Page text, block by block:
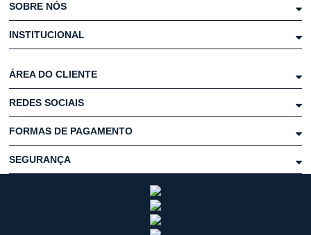
SOBRE NÓS
INSTITUCIONAL
ÁREA DO CLIENTE
REDES SOCIAIS
FORMAS DE PAGAMENTO
SEGURANÇA